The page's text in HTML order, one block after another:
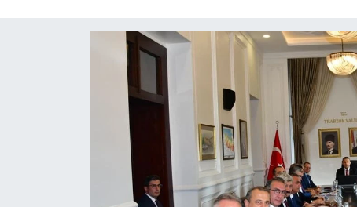
Mektup Galeri
Karikatür Galeri